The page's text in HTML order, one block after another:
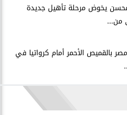
يخوض مرحلة تأهيل جديدة
من...
بالقميص الأحمر أمام كرواتيا في